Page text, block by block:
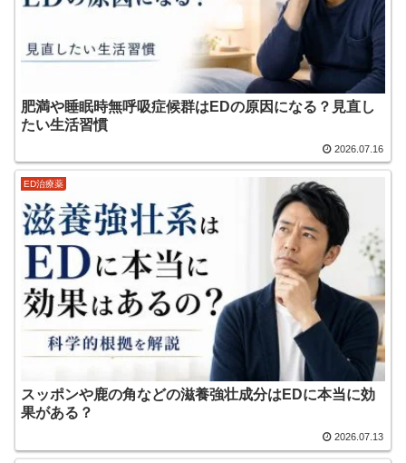
肥満や睡眠時無呼吸症候群はEDの原因になる？見直し
たい生活習慣
2026.07.16
ED治療薬
スッポンや鹿の角などの滋養強壮成分はEDに本当に効
果がある？
2026.07.13